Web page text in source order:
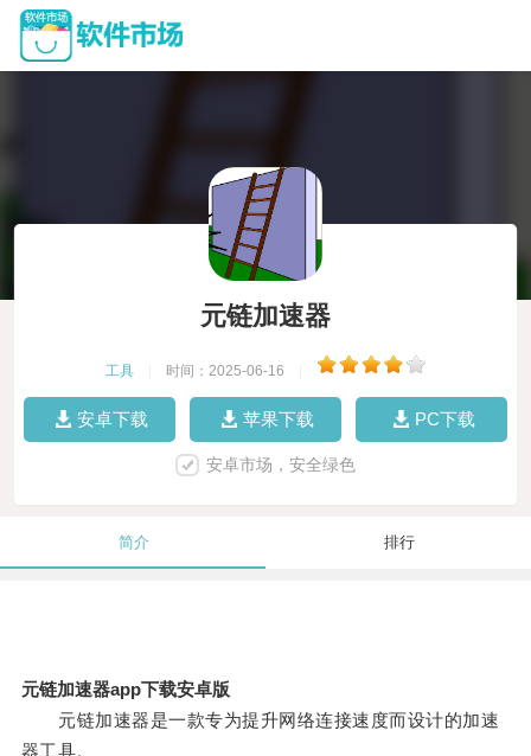
元链加速器
工具 时间：2025-06-16
安卓下载 苹果下载 PC下载
安卓市场，安全绿色
简介 排行
元链加速器app下载安卓版
元链加速器是一款专为提升网络连接速度而设计的加速
器工具。